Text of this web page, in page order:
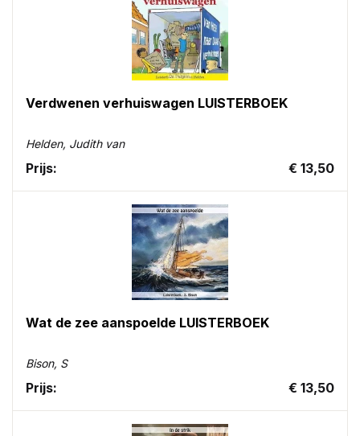
Verdwenen verhuiswagen LUISTERBOEK
Helden, Judith van
Prijs: € 13,50
Wat de zee aanspoelde LUISTERBOEK
Bison, S
Prijs: € 13,50